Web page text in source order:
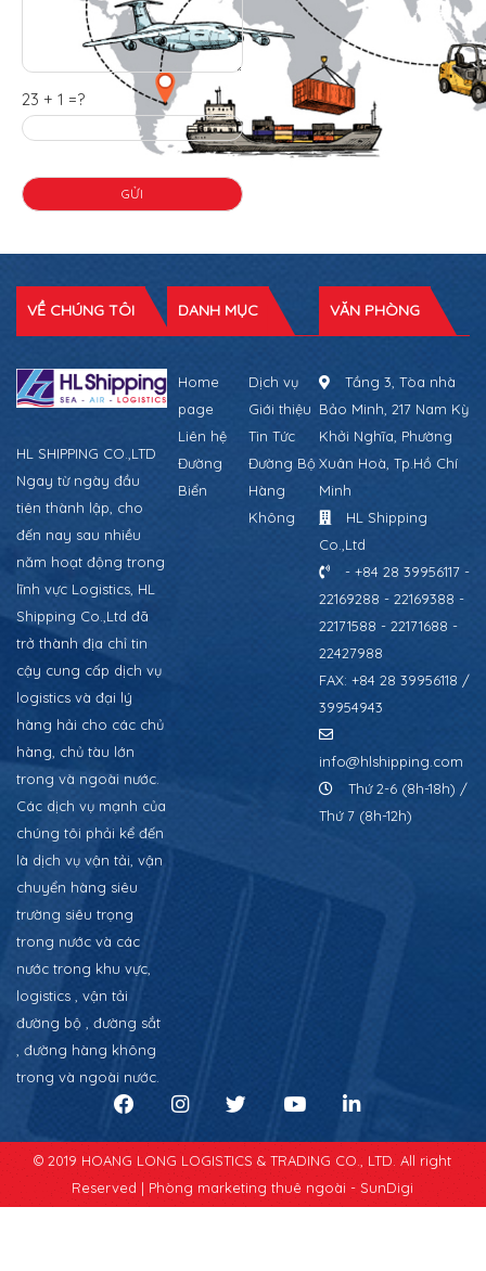
23 + 1 =?
VỀ CHÚNG TÔI
HL SHIPPING CO.,LTD
Ngay từ ngày đầu
tiên thành lập, cho
đến nay sau nhiều
năm hoạt động trong
lĩnh vực Logistics, HL
Shipping Co.,Ltd đã
trở thành địa chỉ tin
cậy cung cấp dịch vụ
logistics và đại lý
hàng hải cho các chủ
hàng, chủ tàu lớn
trong và ngoài nước.
Các dịch vụ mạnh của
chúng tôi phải kể đến
là dịch vụ vận tải, vận
chuyển hàng siêu
trường siêu trọng
trong nước và các
nước trong khu vực,
logistics , vận tải
đường bộ , đường sắt
, đường hàng không
trong và ngoài nước.
DANH MỤC
Home
page
Dịch vụ
Giới thiệu
Liên hệ
Tin Tức
Đường
Biển
Đường Bộ
Hàng
Không
VĂN PHÒNG
Tầng 3, Tòa nhà
Bảo Minh, 217 Nam Kỳ
Khởi Nghĩa, Phường
Xuân Hoà, Tp.Hồ Chí
Minh
HL Shipping
Co.,Ltd
- +84 28 39956117 -
22169288 - 22169388 -
22171588 - 22171688 -
22427988
FAX: +84 28 39956118 /
39954943
info@hlshipping.com
Thứ 2-6 (8h-18h) /
Thứ 7 (8h-12h)
© 2019 HOANG LONG LOGISTICS & TRADING CO., LTD. All right
Reserved | Phòng marketing thuê ngoài - SunDigi